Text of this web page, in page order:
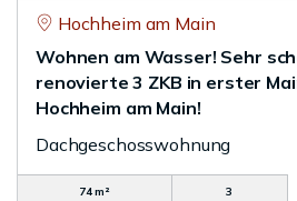
Hochheim am Main
Wohnen am Wasser! Sehr
renovierte 3 ZKB in erster
Hochheim am Main!
Dachgeschosswohnung
74 m²
3